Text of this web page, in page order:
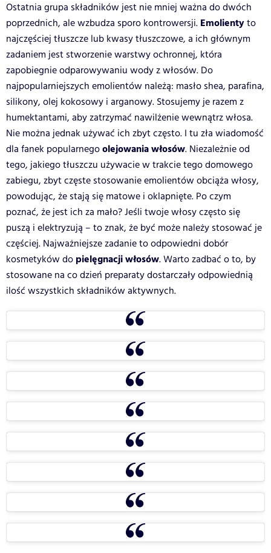
Ostatnia grupa składników jest nie mniej ważna do dwóch
poprzednich, ale wzbudza sporo kontrowersji. Emolientyto
najczęściej tłuszcze lub kwasy tłuszczowe, a ich głównym
zadaniem jest stworzenie warstwy ochronnej, która
zapobiegnie odparowywaniu wody z włosów. Do
najpopularniejszych emolientów należą: masło shea, parafina,
silikony, olej kokosowy i arganowy. Stosujemy je razem z
humektantami, aby zatrzymać nawilżenie wewnątrz włosa.
Nie można jednak używać ich zbyt często. I tu zła wiadomość
dla fanek popularnegoolejowania włosów. Niezależnie od
tego, jakiego tłuszczu używacie w trakcie tego domowego
zabiegu, zbyt częste stosowanie emolientów obciąża włosy,
powodując, że stają się matowe i oklapnięte. Po czym
poznać, że jest ich za mało? Jeśli twoje włosy często się
puszą i elektryzują – to znak, że być może należy stosować je
częściej. Najważniejsze zadanie to odpowiedni dobór
kosmetyków do pielęgnacji włosów. Warto zadbać o to, by
stosowane na co dzień preparaty dostarczały odpowiednią
ilość wszystkich składników aktywnych.